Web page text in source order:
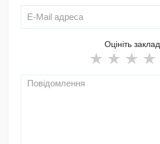
Оцініть заклад